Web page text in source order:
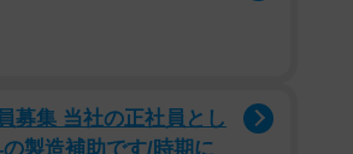
募集 当社の正社員とし
製造補助です/時期に